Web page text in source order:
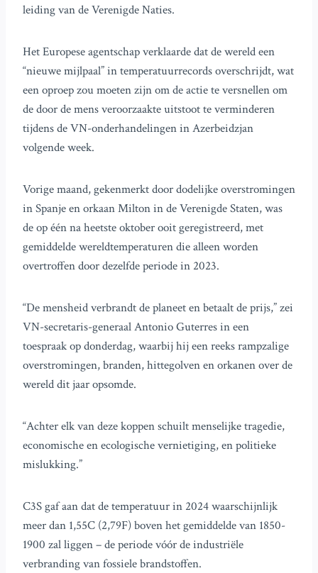
leiding van de Verenigde Naties.
Het Europese agentschap verklaarde dat de wereld een
“nieuwe mijlpaal” in temperatuurrecords overschrijdt, wat
een oproep zou moeten zijn om de actie te versnellen om
de door de mens veroorzaakte uitstoot te verminderen
tijdens de VN-onderhandelingen in Azerbeidzjan
volgende week.
Vorige maand, gekenmerkt door dodelijke overstromingen
in Spanje en orkaan Milton in de Verenigde Staten, was
de op één na heetste oktober ooit geregistreerd, met
gemiddelde wereldtemperaturen die alleen worden
overtroffen door dezelfde periode in 2023.
“De mensheid verbrandt de planeet en betaalt de prijs,” zei
VN-secretaris-generaal Antonio Guterres in een
toespraak op donderdag, waarbij hij een reeks rampzalige
overstromingen, branden, hittegolven en orkanen over de
wereld dit jaar opsomde.
“Achter elk van deze koppen schuilt menselijke tragedie,
economische en ecologische vernietiging, en politieke
mislukking.”
C3S gaf aan dat de temperatuur in 2024 waarschijnlijk
meer dan 1,55C (2,79F) boven het gemiddelde van 1850-
1900 zal liggen – de periode vóór de industriële
verbranding van fossiele brandstoffen.